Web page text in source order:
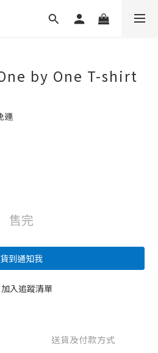
by One T-shirt
運
售完
貨到通知我
加入追蹤清單
送貨及付款方式